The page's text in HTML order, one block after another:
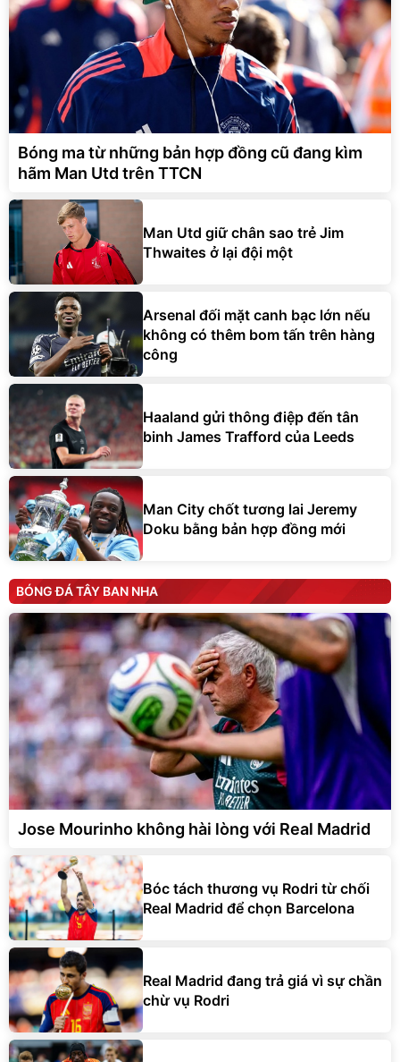
Bóng ma từ những bản hợp đồng cũ đang kìm
hãm Man Utd trên TTCN
Man Utd giữ chân sao trẻ Jim
Thwaites ở lại đội một
Arsenal đối mặt canh bạc lớn nếu
không có thêm bom tấn trên hàng
công
Haaland gửi thông điệp đến tân
binh James Trafford của Leeds
Man City chốt tương lai Jeremy
Doku bằng bản hợp đồng mới
BÓNG ĐÁ TÂY BAN NHA
Jose Mourinho không hài lòng với Real Madrid
Bóc tách thương vụ Rodri từ chối
Real Madrid để chọn Barcelona
Real Madrid đang trả giá vì sự chần
chừ vụ Rodri